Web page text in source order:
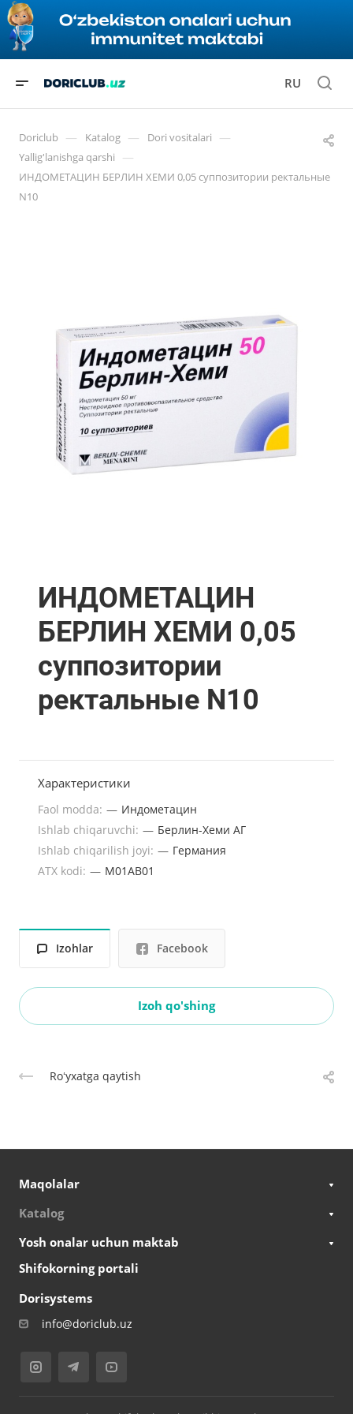
RU
Doriclub — Katalog — Dori vositalari —
Yallig'lanishga qarshi —
ИНДОМЕТАЦИН БЕРЛИН ХЕМИ 0,05 суппозитории ректальные
N10
ИНДОМЕТАЦИН
БЕРЛИН ХЕМИ 0,05
суппозитории
ректальные N10
Характеристики
Faol modda: — Индометацин
Ishlab chiqaruvchi: — Берлин-Хеми АГ
Ishlab chiqarilish joyi: — Германия
ATX kodi: — M01AB01
Izohlar Facebook
Izoh qo'shing
Roʻyxatga qaytish
Maqolalar
Katalog
Yosh onalar uchun maktab
Shifokorning portali
Dorisystems
info@doriclub.uz